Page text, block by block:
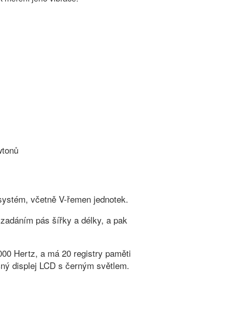
včetně V-řemen jednotek.
pás šířky a délky, a pak
Hertz, a má 20 registry paměti
displej LCD s černým světlem.